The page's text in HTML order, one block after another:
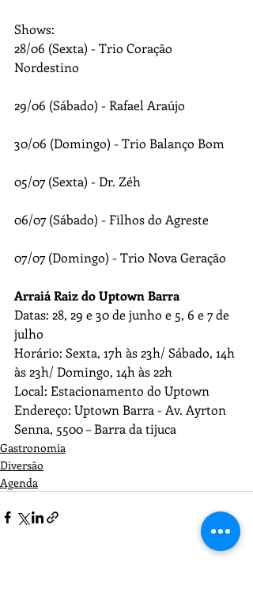
Shows:
28/06 (Sexta) - Trio Coração
Nordestino
29/06 (Sábado) - Rafael Araújo
30/06 (Domingo) - Trio Balanço Bom
05/07 (Sexta) - Dr. Zéh
06/07 (Sábado) - Filhos do Agreste
07/07 (Domingo) - Trio Nova Geração
Arraiá Raiz do Uptown Barra
Datas: 28, 29 e 30 de junho e 5, 6 e 7 de
julho
Horário: Sexta, 17h às 23h/ Sábado, 14h
às 23h/ Domingo, 14h às 22h
Local: Estacionamento do Uptown
Endereço: Uptown Barra - Av. Ayrton
Senna, 5500 – Barra da tijuca
Gastronomia
Diversão
Agenda